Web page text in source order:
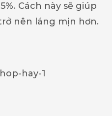
Cách này sẽ giúp
nên láng mịn hơn.